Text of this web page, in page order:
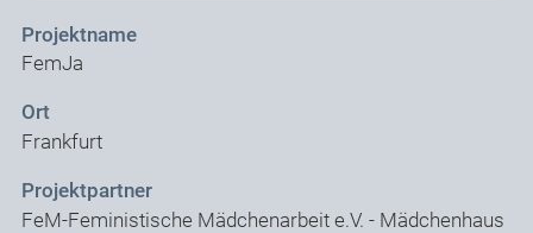
Projektname
FemJa
Ort
Frankfurt
Projektpartner
FeM-Feministische Mädchenarbeit e.V. - Mädchenhaus